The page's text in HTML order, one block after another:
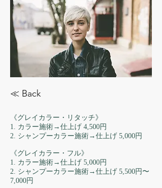
≪ Back
《グレイカラー・リタッチ》
1. カラー施術→仕上げ 4,500円
2. シャンプーカラー施術→仕上げ 5,000円
《グレイカラー・フル》
1. カラー施術→仕上げ 5,000円
2. シャンプーカラー施術→仕上げ 5,500円〜
7,000円